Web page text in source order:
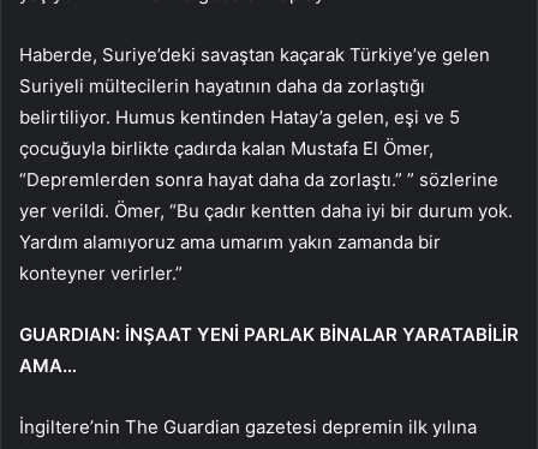
Haberde, Suriye’deki savaştan kaçarak Türkiye’ye gelen
Suriyeli mültecilerin hayatının daha da zorlaştığı
belirtiliyor. Humus kentinden Hatay’a gelen, eşi ve 5
çocuğuyla birlikte çadırda kalan Mustafa El Ömer,
“Depremlerden sonra hayat daha da zorlaştı.” ” sözlerine
yer verildi. Ömer, “Bu çadır kentten daha iyi bir durum yok.
Yardım alamıyoruz ama umarım yakın zamanda bir
konteyner verirler.”
GUARDIAN: İNŞAAT YENİ PARLAK BİNALAR YARATABİLİR
AMA…
İngiltere’nin The Guardian gazetesi depremin ilk yılına